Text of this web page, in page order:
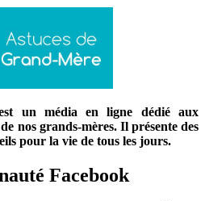
un média en ligne dédié aux
nos grands-mères. Il présente des
pour la vie de tous les jours.
Facebook